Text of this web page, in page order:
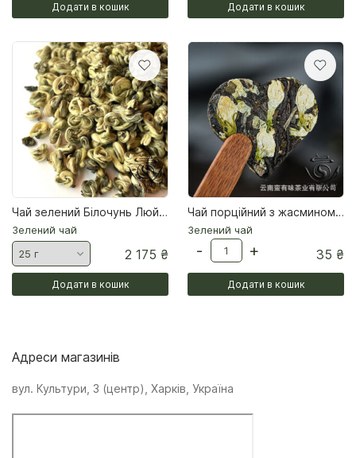
Додати в кошик Додати в кошик
Чай зелений Білочунь Люй ча весна 2026
Зелений чай
2 175 ₴
Додати в кошик
Чай порційний з жасмином у формі сердця 8 грам
Зелений чай
35 ₴
- +
Додати в кошик
Адреси магазинів
вул. Культури, 3 (центр), Харків, Україна